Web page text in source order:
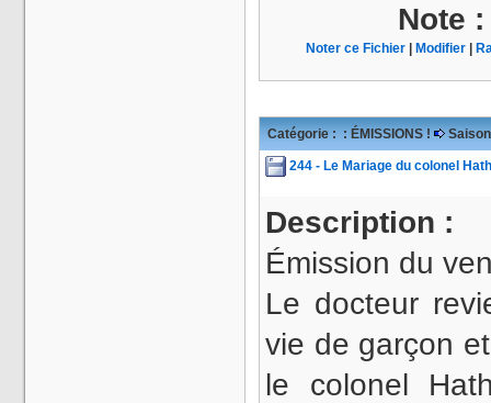
Note
Noter ce Fichier Modifier
Catégorie : : ÉMISSIONS !
244 - Le Mariage du colonel
Description :
Émission du
Le docteur
vie de garçon
le colonel